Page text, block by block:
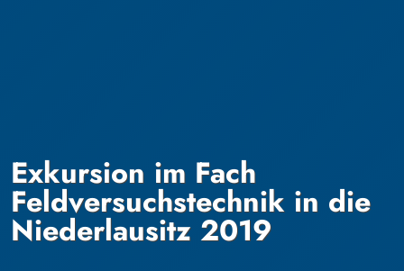
Exkursion im Fach
Feldversuchstechnik in die
Niederlausitz 2019